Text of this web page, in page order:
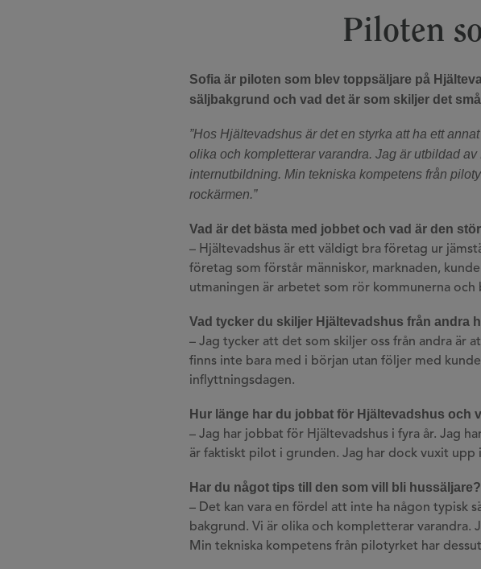
Piloten
Sofia är piloten som blev toppsäljare på
säljbakgrund och vad det är som skiljer det
”Hos Hjältevadshus är det en styrka att ha ett
olika och kompletterar varandra. Jag är utbildad
internutbildning. Min tekniska kompetens från
rockärmen.”
Vad är det bästa med jobbet och vad är den
– Hjältevadshus är ett väldigt bra företag ur
företag som förstår människor, marknaden,
utmaningen är arbetet som rör kommunerna och
Vad tycker du skiljer Hjältevadshus från andra
– Jag tycker att det som skiljer oss från andra är
finns inte bara med i början utan följer med
inflyttningsdagen.
Hur länge har du jobbat för Hjältevadshus och
– Jag har jobbat för Hjältevadshus i fyra år. Jag
är faktiskt pilot i grunden. Jag har dock vuxit
Har du något tips till den som vill bli hussäljare?
– Det kan vara en fördel att inte ha någon typisk
bakgrund. Vi är olika och kompletterar
Min tekniska kompetens från pilotyrket har